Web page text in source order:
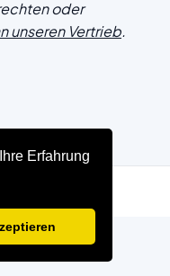
Erfahrung
oder
unseren Vertrieb.